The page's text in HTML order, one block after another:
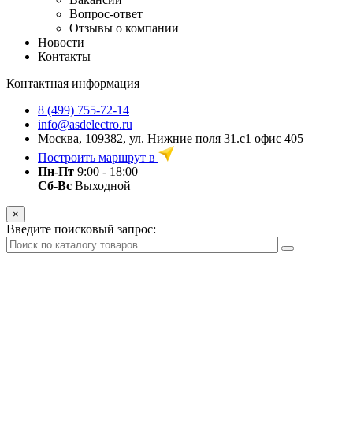
Вопрос-ответ
Отзывы о компании
Новости
Контакты
Контактная информация
8 (499) 755-72-14
info@asdelectro.ru
Москва, 109382, ул. Нижние поля 31.с1 офис 405
Построить маршрут в
Пн-Пт 9:00 - 18:00
Сб-Вс Выходной
×
Введите поисковый запрос: